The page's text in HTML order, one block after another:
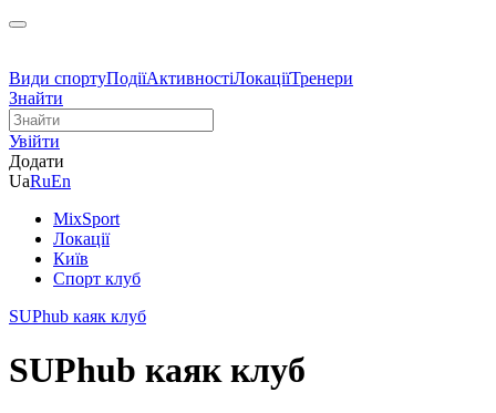
Види спортуПодіїАктивностіЛокаціїТренери
Знайти
Увійти
Додати
UaRuEn
MixSport
Локації
Київ
Спорт клуб
SUPhub каяк клуб
SUPhub каяк клуб